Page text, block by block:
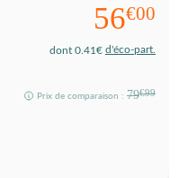
56€00
dont 0.41€ d'éco-part.
Prix de comparaison : 79€99